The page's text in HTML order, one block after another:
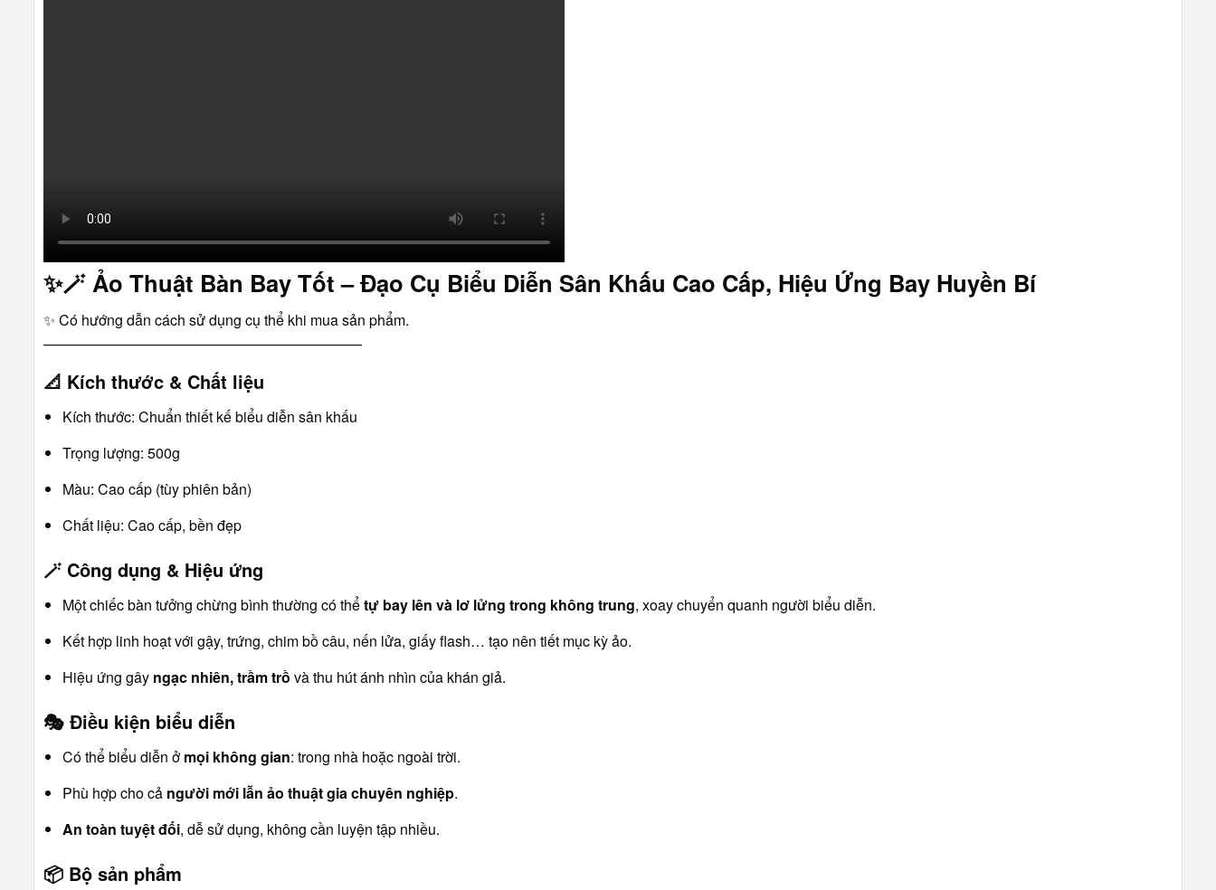
✨🪄Ảo Thuật Bàn Bay Tốt – Đạo Cụ Biểu Diễn Sân Khấu Cao Cấp, Hiệu Ứng Bay Huyền Bí
✨ Có hướng dẫn cách sử dụng cụ thể khi mua sản phẩm.
――――――――――――――――――――――
📐 Kích thước & Chất liệu
Kích thước: Chuẩn thiết kế biểu diễn sân khấu
Trọng lượng: 500g
Màu: Cao cấp (tùy phiên bản)
Chất liệu: Cao cấp, bền đẹp
🪄 Công dụng & Hiệu ứng
Một chiếc bàn tưởng chừng bình thường có thểtự bay lên và lơ lửng trong không trung, xoay chuyển quanh người biểu diễn.
Kết hợp linh hoạt với gậy, trứng, chim bồ câu, nến lửa, giấy flash… tạo nên tiết mục kỳ ảo.
Hiệu ứng gây ngạc nhiên, trầm trồ và thu hút ánh nhìn của khán giả.
🎭 Điều kiện biểu diễn
Có thể biểu diễn ở mọi không gian: trong nhà hoặc ngoài trời.
Phù hợp cho cả người mới lẫn ảo thuật gia chuyên nghiệp.
An toàn tuyệt đối, dễ sử dụng, không cần luyện tập nhiều.
📦 Bộ sản phẩm